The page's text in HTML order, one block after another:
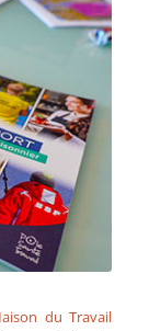
du Travail